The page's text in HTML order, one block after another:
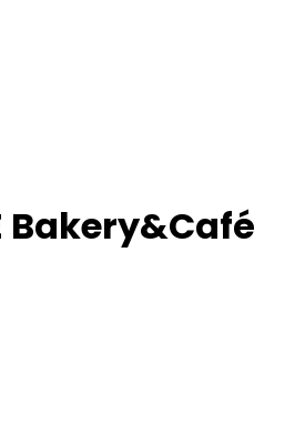
Bakery&Café